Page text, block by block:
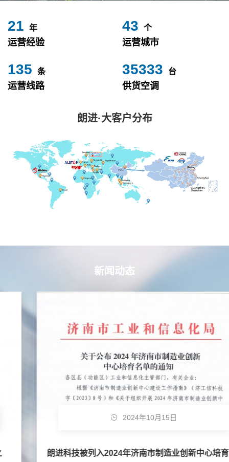
24 年
运营经验
49 个
运营城市
153 条
运营线路
40000 台
供货空调
朗进·大客户分布
新闻动态
2024年10月15日
朗进科技被列入2024年济南市制造业创新中心培育企